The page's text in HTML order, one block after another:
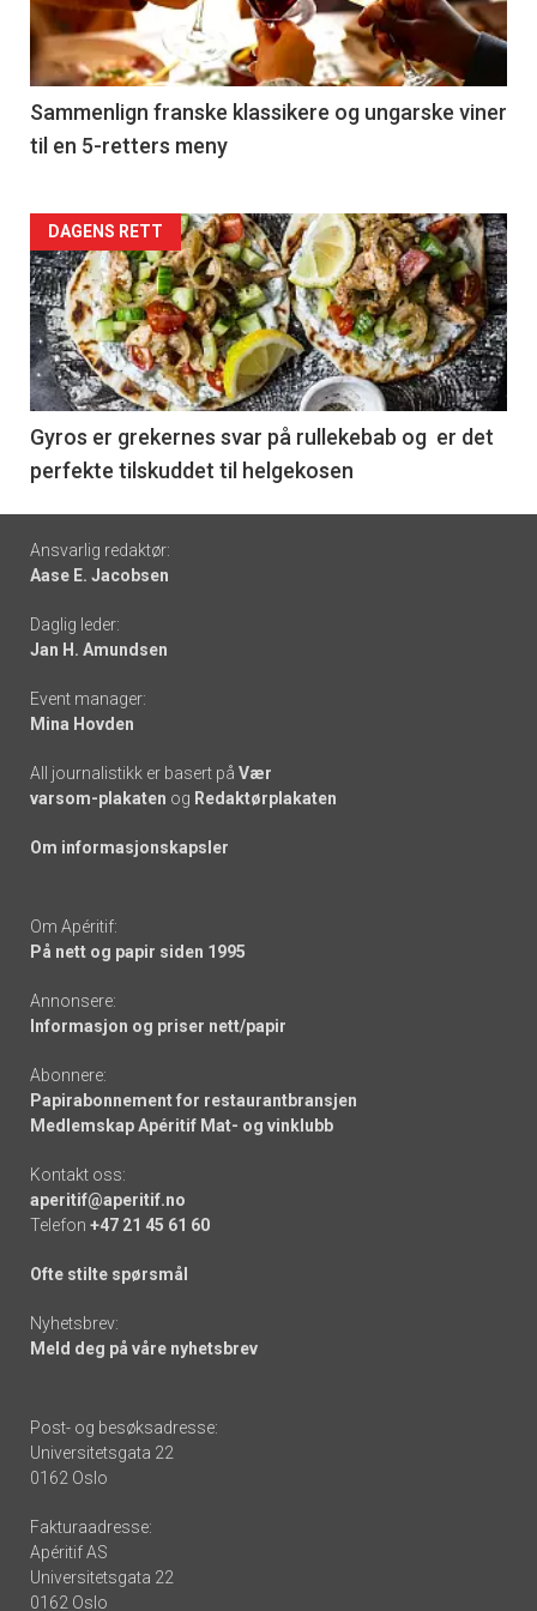
nå
-
5
Sammenlign franske klassikere og ungarske viner
til en 5-retters meny
Forsiden
akkurat
nå
-
6
DAGENS RETT
Gyros er grekernes svar på rullekebab og er det
perfekte tilskuddet til helgekosen
Footer
-
links
Ansvarlig redaktør:
Aase E. Jacobsen
Daglig leder:
Jan H. Amundsen
Event manager:
Mina Hovden
All journalistikk er basert på Vær
varsom-plakaten og Redaktørplakaten
Om informasjonskapsler
Om Apéritif:
På nett og papir siden 1995
Annonsere:
Informasjon og priser nett/papir
Abonnere:
Papirabonnement for restaurantbransjen
Medlemskap Apéritif Mat- og vinklubb
Kontakt oss:
aperitif@aperitif.no
Telefon +47 21 45 61 60
Ofte stilte spørsmål
Nyhetsbrev:
Meld deg på våre nyhetsbrev
Post- og besøksadresse:
Universitetsgata 22
0162 Oslo
Fakturaadresse:
Apéritif AS
Universitetsgata 22
0162 Oslo